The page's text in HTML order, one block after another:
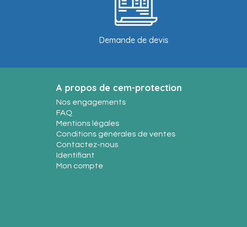
Demande de devis
A propos de cem-protection
Nos engagements
FAQ
Mentions légales
Conditions générales de ventes
Contactez-nous
Identifiant
Mon compte